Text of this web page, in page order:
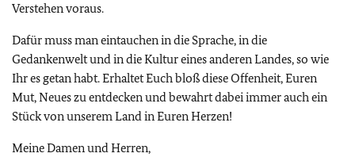
Verstehen voraus.
Dafür muss man eintauchen in die Sprache, in die
Gedankenwelt und in die Kultur eines anderen Landes, so wie
Ihr es getan habt. Erhaltet Euch bloß diese Offenheit, Euren
Mut, Neues zu entdecken und bewahrt dabei immer auch ein
Stück von unserem Land in Euren Herzen!
Meine Damen und Herren,